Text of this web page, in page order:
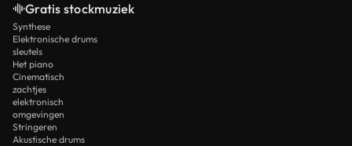
Gratis stockmuziek
Synthese
Elektronische drums
sleutels
Het piano
Cinematisch
zachtjes
elektronisch
omgevingen
Stringeren
Akustische drums